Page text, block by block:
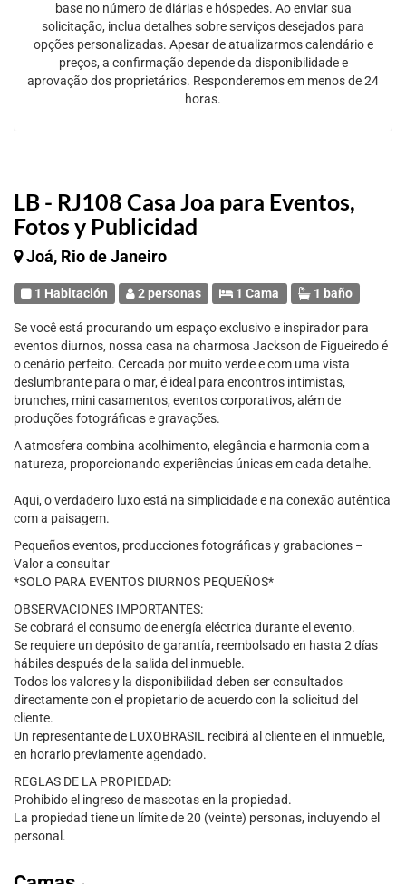
LB - RJ108 Casa Joa para Eventos,
Fotos y Publicidad
Joá, Rio de Janeiro
1 Habitación 2 personas 1 Cama 1 baño
Se você está procurando um espaço exclusivo e inspirador para
eventos diurnos, nossa casa na charmosa Jackson de Figueiredo é
o cenário perfeito. Cercada por muito verde e com uma vista
deslumbrante para o mar, é ideal para encontros intimistas,
brunches, mini casamentos, eventos corporativos, além de
produções fotográficas e gravações.
A atmosfera combina acolhimento, elegância e harmonia com a
natureza, proporcionando experiências únicas em cada detalhe.
Aqui, o verdadeiro luxo está na simplicidade e na conexão autêntica
com a paisagem.
Pequeños eventos, producciones fotográficas y grabaciones –
Valor a consultar
*SOLO PARA EVENTOS DIURNOS PEQUEÑOS*
OBSERVACIONES IMPORTANTES:
Se cobrará el consumo de energía eléctrica durante el evento.
Se requiere un depósito de garantía, reembolsado en hasta 2 días
hábiles después de la salida del inmueble.
Todos los valores y la disponibilidad deben ser consultados
directamente con el propietario de acuerdo con la solicitud del
cliente.
Un representante de LUXOBRASIL recibirá al cliente en el inmueble,
en horario previamente agendado.
REGLAS DE LA PROPIEDAD:
Prohibido el ingreso de mascotas en la propiedad.
La propiedad tiene un límite de 20 (veinte) personas, incluyendo el
personal.
base no número de diárias e hóspedes. Ao enviar sua
solicitação, inclua detalhes sobre serviços desejados para
opções personalizadas. Apesar de atualizarmos calendário e
preços, a confirmação depende da disponibilidade e
aprovação dos proprietários. Responderemos em menos de 24
horas.